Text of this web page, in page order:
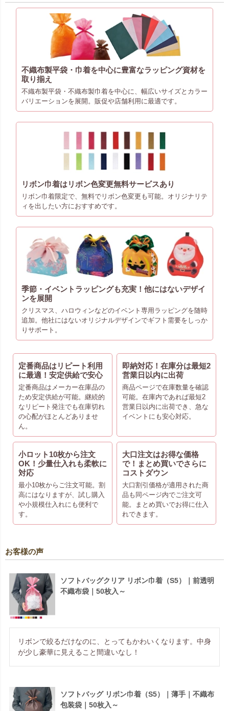
不織布製平袋・巾着を中心に豊富なラッピング資材を
取り揃え
不織布製平袋・不織布製巾着を中心に、幅広いサイズとカラー
バリエーションを展開。販促や店舗利用に最適です。
リボン巾着はリボン色変更無料サービスあり
リボン巾着限定で、無料でリボン色変更も可能。オリジナリテ
ィを出したい方におすすめです。
季節・イベントラッピングも充実！他にはないデザイ
ンを展開
クリスマス、ハロウィンなどのイベント専用ラッピングを随時
追加。他社にはないオリジナルデザインでギフト需要をしっか
りサポート。
定番商品はリピート利用
に最適！安定供給で安心
定番商品はメーカー在庫品の
ため安定供給が可能。継続的
なリピート発注でも在庫切れ
の心配がほとんどありませ
ん。
即納対応！在庫分は最短2
営業日以内に出荷
商品ページで在庫数量を確認
可能。在庫内であれば最短2
営業日以内に出荷でき、急な
イベントにも安心対応。
小ロット10枚から注文
OK！少量仕入れも柔軟に
対応
最小10枚からご注文可能。割
高にはなりますが、試し購入
や小規模仕入れにも便利で
す。
大口注文はお得な価格
で！まとめ買いでさらに
コストダウン
大口割引価格が適用された商
品も同ページ内でご注文可
能。まとめ買いでお得に仕入
れできます。
お客様の声
ソフトバッグクリア リボン巾着（S5）｜前透明
不織布袋｜50枚入～
リボンで絞るだけなのに、とってもかわいくなります。中身
が少し豪華に見えること間違いなし！
ソフトバッグ リボン巾着（S5）｜薄手｜不織布
包装袋｜50枚入～